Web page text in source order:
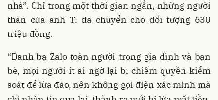
nhà”. Chỉ trong một thời gian ngắn, những người
thân của anh T. đã chuyển cho đối tượng 630
triệu đồng.
“Danh bạ Zalo toàn người trong gia đình và bạn
bè, mọi người ít ai ngờ lại bị chiếm quyền kiểm
soát để lừa đảo, nên không gọi điện xác minh mà